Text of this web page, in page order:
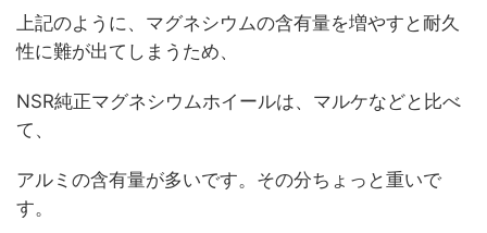
上記のように、マグネシウムの含有量を増やすと耐久
性に難が出てしまうため、
NSR純正マグネシウムホイールは、マルケなどと比べ
て、
アルミの含有量が多いです。その分ちょっと重いで
す。